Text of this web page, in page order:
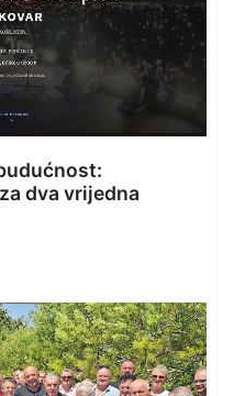
dva vrijedna